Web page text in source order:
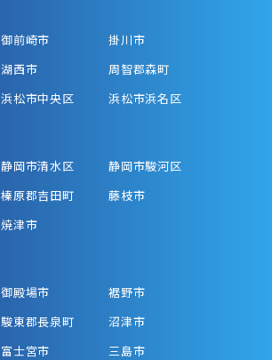
御前崎市
掛川市
湖西市
周智郡森町
浜松市中央区 浜松市浜名区
静岡市清水区
静岡市駿河区
榛原郡吉田町
藤枝市
焼津市
御殿場市
裾野市
駿東郡長泉町
沼津市
富士宮市 三島市